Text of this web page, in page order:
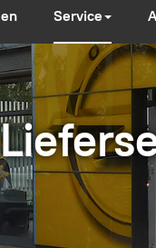
Service